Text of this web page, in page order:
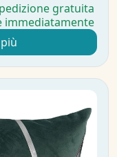
gratuita
immediatamente